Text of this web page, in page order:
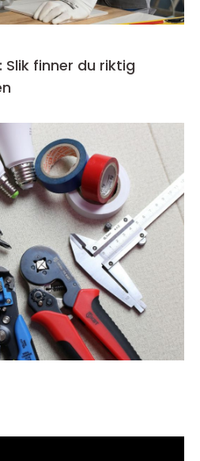
Slik finner du riktig